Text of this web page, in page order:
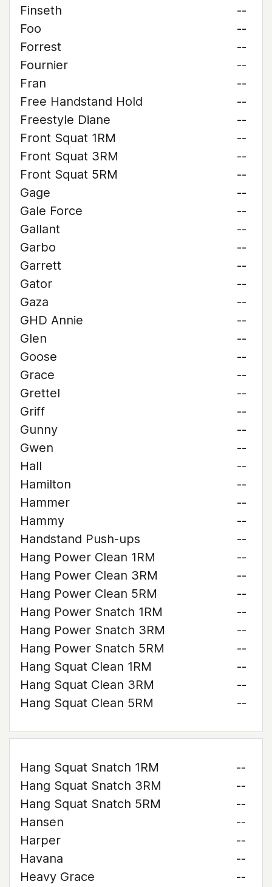
Finseth
--
Foo
--
Forrest
--
Fournier
--
Fran
--
Free Handstand Hold
--
Freestyle Diane
--
Front Squat 1RM
--
Front Squat 3RM
--
Front Squat 5RM
--
Gage
--
Gale Force
--
Gallant
--
Garbo
--
Garrett
--
Gator
--
Gaza
--
GHD Annie
--
Glen
--
Goose
--
Grace
--
Grettel
--
Griff
--
Gunny
--
Gwen
--
Hall
--
Hamilton
--
Hammer
--
Hammy
--
Handstand Push-ups
--
Hang Power Clean 1RM
--
Hang Power Clean 3RM
--
Hang Power Clean 5RM
--
Hang Power Snatch 1RM
--
Hang Power Snatch 3RM
--
Hang Power Snatch 5RM
--
Hang Squat Clean 1RM
--
Hang Squat Clean 3RM
--
Hang Squat Clean 5RM
--
Hang Squat Snatch 1RM
--
Hang Squat Snatch 3RM
--
Hang Squat Snatch 5RM
--
Hansen
--
Harper
--
Havana
--
Heavy Grace
--